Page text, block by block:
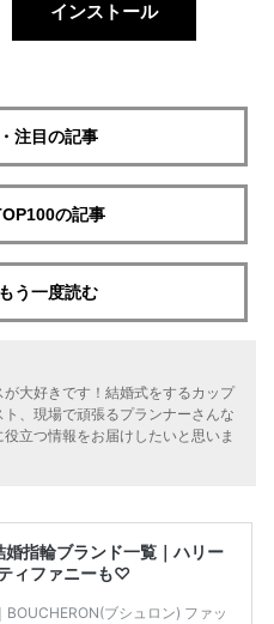
インストール
注目の記事
の記事
う一度読む
が大好きです！結婚式をするカップ
ト、現場で頑張るプランナーさんな
役立つ情報をお届けしたいと思いま
指輪ブランド一覧｜ハリー
ィファニーも♡
BOUCHERON(ブシュロン) ファッ